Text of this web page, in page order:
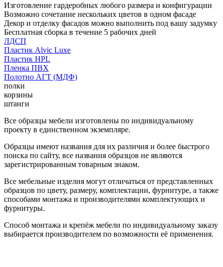
Изготовление гардеробных любого размера и конфигурации
Возможно сочетание нескольких цветов в одном фасаде
Декор и отделку фасадов можно выполнить под вашу задумку
Бесплатная сборка в течение 5 рабочих дней
ЛДСП
Пластик Alvic Luxe
Пластик HPL
Пленка ПВХ
Полотно АГТ (МДФ)
полки
корзины
штанги
Все образцы мебели изготовлены по индивидуальному
проекту в единственном экземпляре.
Образцы имеют названия для их различия и более быстрого
поиска по сайту, все названия образцов не являются
зарегистрированным товарным знаком.
Все мебельные изделия могут отличаться от представленных
образцов по цвету, размеру, комплектации, фурнитуре, а также
способами монтажа и производителями комплектующих и
фурнитуры.
Способ монтажа и крепёж мебели по индивидуальному заказу
выбирается производителем по возможности её применения.